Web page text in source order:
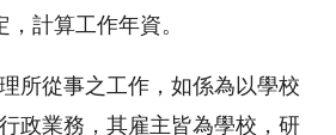
，計算工作年資。
所從事之工作，如係為以學校為
政業務，其雇主皆為學校，研究